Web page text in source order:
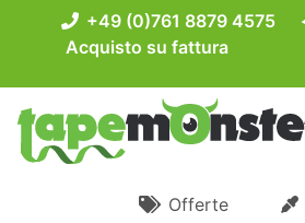
+49 (0)761 8879 4575
Acquisto su fattura
Offerte